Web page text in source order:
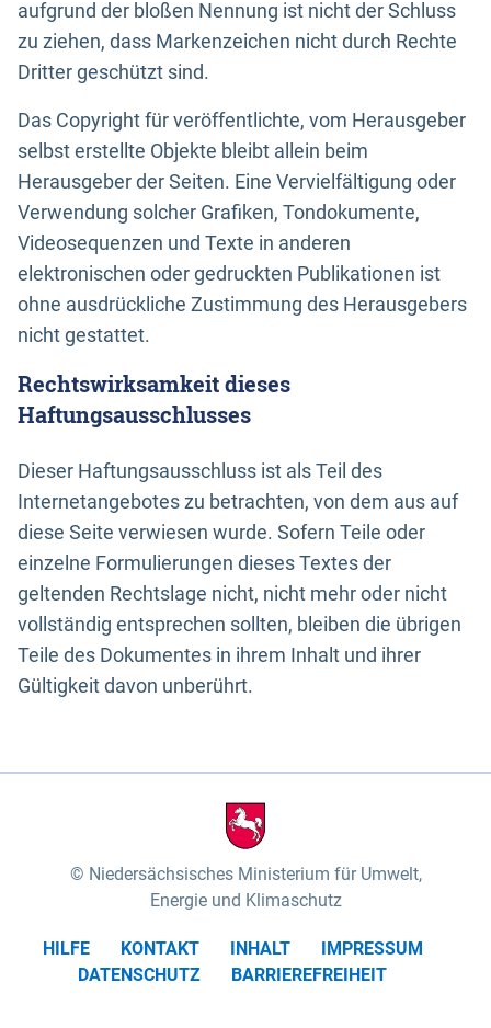
aufgrund der bloßen Nennung ist nicht der Schluss
zu ziehen, dass Markenzeichen nicht durch Rechte
Dritter geschützt sind.
Das Copyright für veröffentlichte, vom Herausgeber
selbst erstellte Objekte bleibt allein beim
Herausgeber der Seiten. Eine Vervielfältigung oder
Verwendung solcher Grafiken, Tondokumente,
Videosequenzen und Texte in anderen
elektronischen oder gedruckten Publikationen ist
ohne ausdrückliche Zustimmung des Herausgebers
nicht gestattet.
Rechtswirksamkeit dieses
Haftungsausschlusses
Dieser Haftungsausschluss ist als Teil des
Internetangebotes zu betrachten, von dem aus auf
diese Seite verwiesen wurde. Sofern Teile oder
einzelne Formulierungen dieses Textes der
geltenden Rechtslage nicht, nicht mehr oder nicht
vollständig entsprechen sollten, bleiben die übrigen
Teile des Dokumentes in ihrem Inhalt und ihrer
Gültigkeit davon unberührt.
Niedersächsisches Ministerium für Umwelt,
Energie und Klimaschutz
HILFE KONTAKT INHALT
IMPRESSUM
DATENSCHUTZ
BARRIEREFREIHEIT